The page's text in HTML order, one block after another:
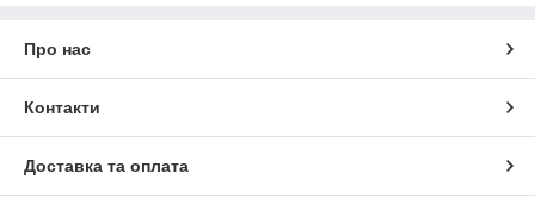
Про нас
Контакти
Доставка та оплата